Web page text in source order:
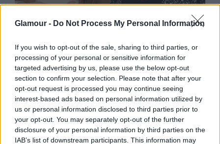
Glamour - Do Not Process My Personal Information
If you wish to opt-out of the sale, sharing to third parties, or
processing of your personal or sensitive information for
targeted advertising by us, please use the below opt-out
section to confirm your selection. Please note that after your
opt-out request is processed you may continue seeing
interest-based ads based on personal information utilized by
us or personal information disclosed to third parties prior to
your opt-out. You may separately opt-out of the further
disclosure of your personal information by third parties on the
IAB’s list of downstream participants. This information may
napján a GLAMOUR Women of the
Year jelöltjei